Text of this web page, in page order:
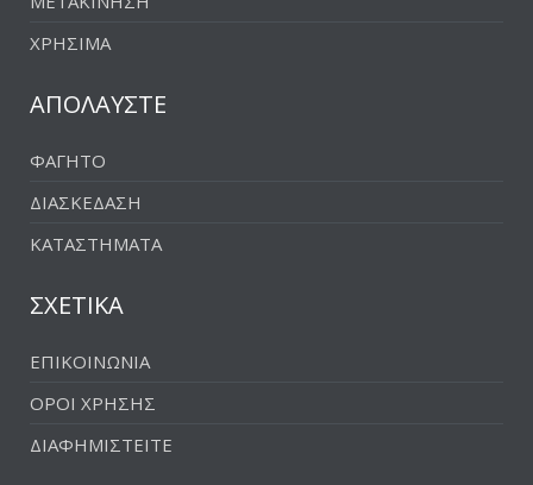
ΧΡΗΣΙΜΑ
ΑΠΟΛΑΥΣΤΕ
ΦΑΓΗΤΟ
ΔΙΑΣΚΕΔΑΣΗ
ΚΑΤΑΣΤΗΜΑΤΑ
ΣΧΕΤΙΚΑ
ΕΠΙΚΟΙΝΩΝΙΑ
ΟΡΟΙ ΧΡΗΣΗΣ
ΔΙΑΦΗΜΙΣΤΕΙΤΕ